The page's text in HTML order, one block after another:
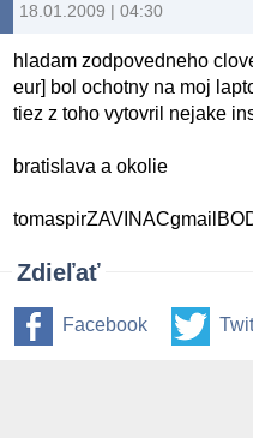
18.01.2009 | 04:30
hladam zodpovedneho
eur] bol ochotny na moj
tiez z toho vytovril nejake
bratislava a okolie
Zdieľať
Facebook